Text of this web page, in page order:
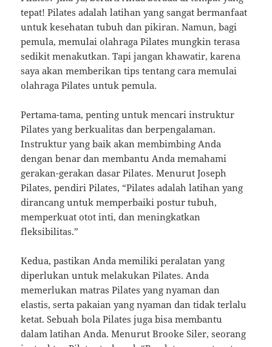
tepat! Pilates adalah latihan yang sangat bermanfaat
untuk kesehatan tubuh dan pikiran. Namun, bagi
pemula, memulai olahraga Pilates mungkin terasa
sedikit menakutkan. Tapi jangan khawatir, karena
saya akan memberikan tips tentang cara memulai
olahraga Pilates untuk pemula.
Pertama-tama, penting untuk mencari instruktur
Pilates yang berkualitas dan berpengalaman.
Instruktur yang baik akan membimbing Anda
dengan benar dan membantu Anda memahami
gerakan-gerakan dasar Pilates. Menurut Joseph
Pilates, pendiri Pilates, “Pilates adalah latihan yang
dirancang untuk memperbaiki postur tubuh,
memperkuat otot inti, dan meningkatkan
fleksibilitas.”
Kedua, pastikan Anda memiliki peralatan yang
diperlukan untuk melakukan Pilates. Anda
memerlukan matras Pilates yang nyaman dan
elastis, serta pakaian yang nyaman dan tidak terlalu
ketat. Sebuah bola Pilates juga bisa membantu
dalam latihan Anda. Menurut Brooke Siler, seorang